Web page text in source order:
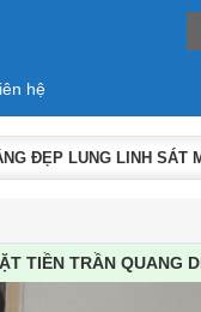
hệ
ĐẸP LUNG LINH SÁT
TIỀN TRẦN QUANG